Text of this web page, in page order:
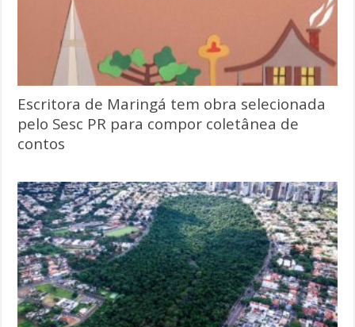
Escritora de Maringá tem obra selecionada
pelo Sesc PR para compor coletânea de
contos